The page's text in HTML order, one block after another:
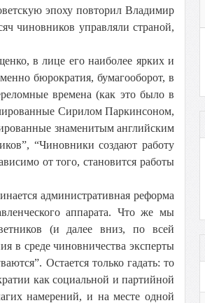
эпоху повторил Владимир
чиновников управляли страной,
в лице его наиболее ярких и
бюрократия, бумагооборот, в
времена (как это было в
Сирилом Паркинсоном,
знаменитым английским
“Чиновники создают работу
от того, становится работы
административная реформа
аппарата. Что же мы
(и далее вниз, по всей
в среде чиновничества эксперты
Остается только гадать: то
как социальной и партийной
намерений, и на месте одной